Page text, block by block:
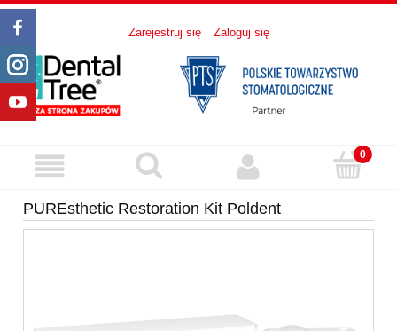
Zarejestruj się Zaloguj się
PUREsthetic Restoration Kit Poldent